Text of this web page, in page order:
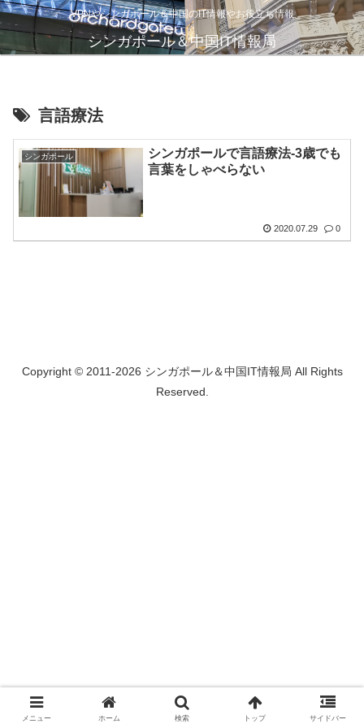
VPNやシンガポール＆中国のIT情報やお役立ち情報
シンガポール＆中国IT情報局
言語療法
シンガポール
シンガポールで言語療法-3歳でも
言葉をしゃべらない
2020.07.29 0
Copyright © 2011-2026 シンガポール＆中国IT情報局 All Rights
Reserved.
メニュー ホーム 検索 トップ サイドバー